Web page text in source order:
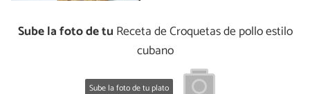
Sube la foto de tu Receta de Croquetas de pollo estilo
cubano
Sube la foto de tu plato